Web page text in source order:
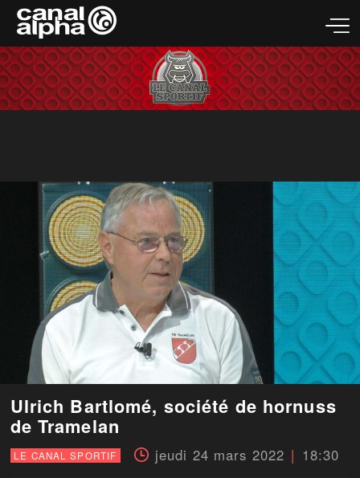
Ulrich Bartlomé, société de hornuss
de Tramelan
LE CANAL SPORTIF jeudi 24 mars 2022 18:30